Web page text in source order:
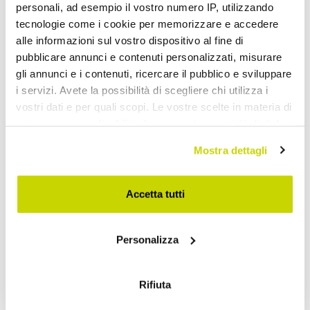
personali, ad esempio il vostro numero IP, utilizzando
tecnologie come i cookie per memorizzare e accedere
alle informazioni sul vostro dispositivo al fine di
pubblicare annunci e contenuti personalizzati, misurare
gli annunci e i contenuti, ricercare il pubblico e sviluppare
i servizi. Avete la possibilità di scegliere chi utilizza i
vostri dati e per quali scopi. Le vostre scelte in materia di
modificare o revocare il proprio consenso in qualsiasi
momento dalla Dichiarazione sui cookie o facendo clic
sull'icona di attivazione della privacy.
raccogliere informazioni sulla tua posizione
Identificare il tuo dispositivo, scansionandolo
Mostra dettagli
Accetta tutti
Personalizza
Rifiuta
Take advantage of it now!